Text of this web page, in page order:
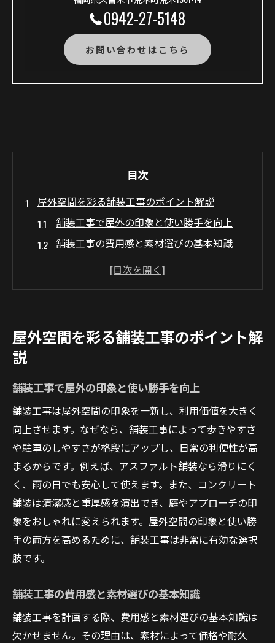
0942-27-5148
お問い合わせはこちら
目次
屋外空間を彩る舗装工事のポイント解説
舗装工事で屋外の印象と使い勝手を向上
舗装工事の費用感と素材選びの基本知識
駐車場や庭の舗装工事で重視すべき視点
舗装工事の選択で後悔しないための準備
舗装工事で選ぶアスファルトとコンクリー
トの特徴
耐久性や費用で比較する舗装工事の選択肢
アスファルト舗装とコンクリート舗装のメ
リットとデメリット
舗装工事で失敗しないための素材の違い
用途別に見る舗装工事素材の最適な選び方
舗装工事の長期コストとメンテナンス性比
較
駐車場や庭を快適にする舗装工事の選び方
駐車場舗装工事で重視したいポイントと費
庭の舗装工事で暮らしやすさを向上させる
屋外空間を彩る舗装工事のポイント解
説
舗装工事で屋外の印象と使い勝手を向上
舗装工事は屋外空間の印象を一新し、利用価値を大きく
向上させます。なぜなら、舗装工事によって歩きやすさ
や駐車のしやすさが格段にアップし、日常の利便性が高
まるからです。例えば、アスファルト舗装なら滑りにく
く、雨の日でも安心して使えます。また、コンクリート
舗装は清潔感と重厚感を演出でき、庭やアプローチの印
象をおしゃれに変えられます。屋外空間の印象と使い勝
手の両方を高めるために、舗装工事は非常に有効な選択
肢です。
舗装工事の費用感と素材選びの基本知識
舗装工事を計画する際、費用感と素材選びの基本知識は
欠かせません。その理由は、素材によって価格や耐久